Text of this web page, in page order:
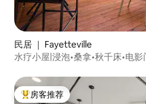
民居 ｜ Fayetteville
水疗小屋|浸泡•桑拿•秋千床•电影
热门「房客推荐」
房客推荐